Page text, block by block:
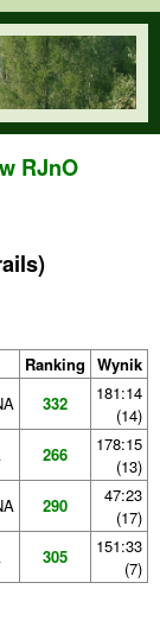
RJnO
Ranking Wynik
332
181:14
(14)
266
178:15
(13)
290
47:23
(17)
305
151:33
(7)